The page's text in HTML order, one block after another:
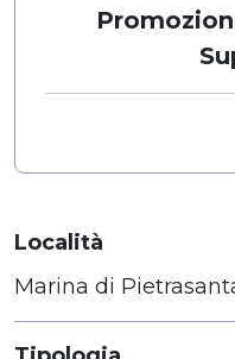
Località
Marina di